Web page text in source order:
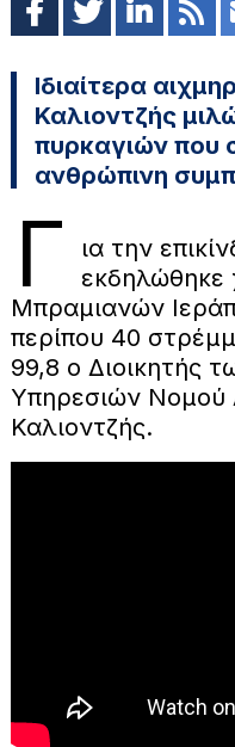
Ιδιαίτερα
Καλιοντζής
πυρκαγιών που
ανθρώπινη
Γ
ια την
εκδηλώθηκε
Μπραμιανών
περίπου 40
99,8 ο Διοικητής
Υπηρεσιών Νομού
Καλιοντζής.